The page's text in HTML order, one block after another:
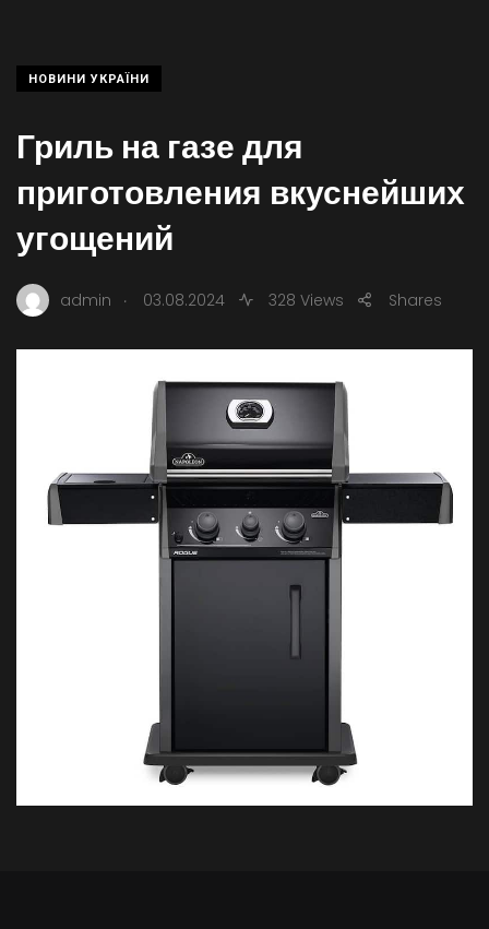
НОВИНИ УКРАЇНИ
Гриль на газе для
приготовления вкуснейших
угощений
admin . 03.08.2024 328 Views Shares